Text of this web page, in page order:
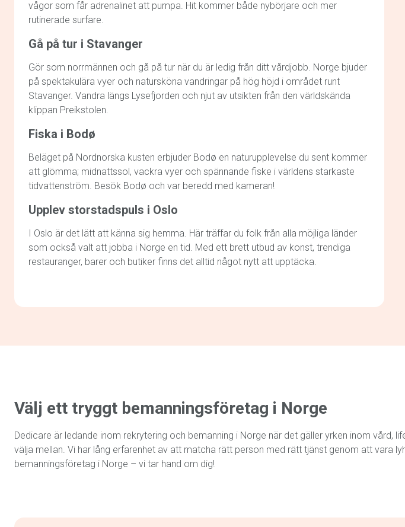
vågor som får adrenalinet att pumpa. Hit kommer både nybörjare och mer
rutinerade surfare.
Gå på tur i Stavanger
Gör som norrmännen och gå på tur när du är ledig från ditt vårdjobb. Norge bjuder
på spektakulära vyer och natursköna vandringar på hög höjd i området runt
Stavanger. Vandra längs Lysefjorden och njut av utsikten från den världskända
klippan Preikstolen.
Fiska i Bodø
Beläget på Nordnorska kusten erbjuder Bodø en naturupplevelse du sent kommer
att glömma; midnattssol, vackra vyer och spännande fiske i världens starkaste
tidvattenström. Besök Bodø och var beredd med kameran!
Upplev storstadspuls i Oslo
I Oslo är det lätt att känna sig hemma. Här träffar du folk från alla möjliga länder
som också valt att jobba i Norge en tid. Med ett brett utbud av konst, trendiga
restauranger, barer och butiker finns det alltid något nytt att upptäcka.
Välj ett tryggt bemanningsföretag i Norge
Dedicare är ledande inom rekrytering och bemanning i Norge när det gäller yrken inom
välja mellan. Vi har lång erfarenhet av att matcha rätt person med rätt tjänst genom att vara
bemanningsföretag i Norge – vi tar hand om dig!